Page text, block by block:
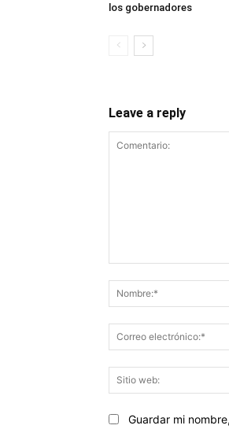
los gobernadores
Leave a reply
Guardar mi